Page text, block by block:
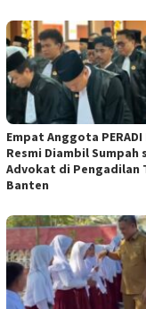
Empat Anggota PERADI
Resmi Diambil Sumpah
Advokat di Pengadilan
Banten